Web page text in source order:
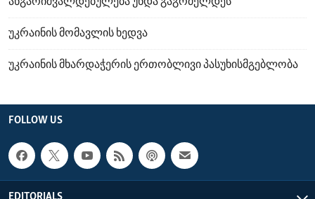
უკრაინის მომავლის ხედვა
უკრაინის მხარდაჭერის ერთობლივი პასუხისმგებლობა
FOLLOW US